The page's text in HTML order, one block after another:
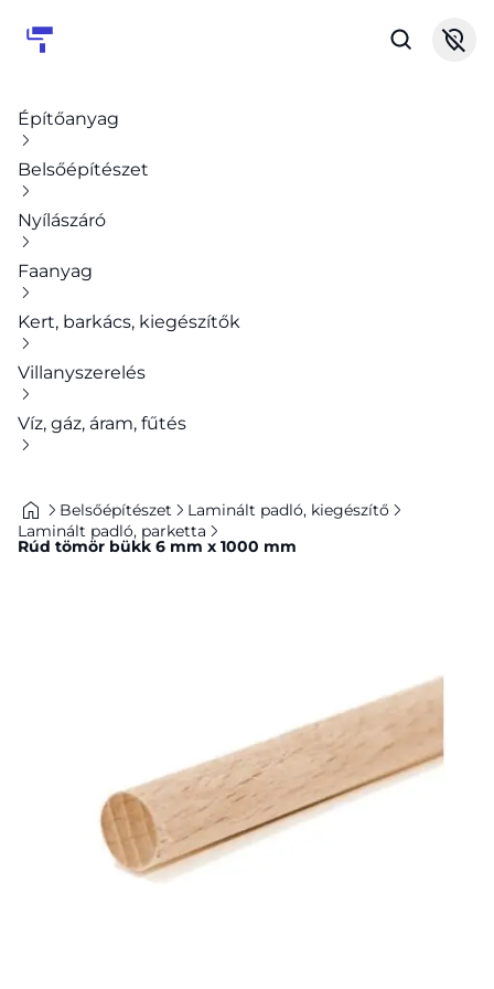
Építőanyag
Belsőépítészet
Nyílászáró
Faanyag
Kert, barkács, kiegészítők
Villanyszerelés
Víz, gáz, áram, fűtés
Belsőépítészet
Laminált padló, kiegészítő
Laminált padló, parketta
Rúd tömör bükk 6 mm x 1000 mm